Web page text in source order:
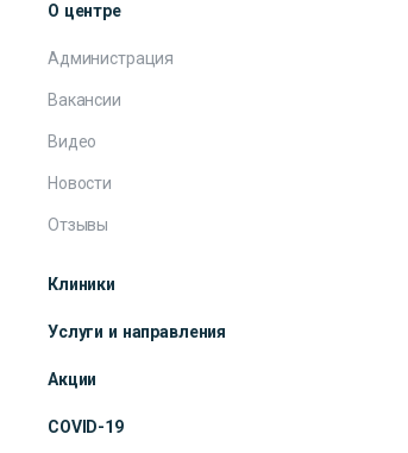
О центре
Администрация
Вакансии
Видео
Новости
Отзывы
Клиники
Услуги и направления
Акции
COVID-19